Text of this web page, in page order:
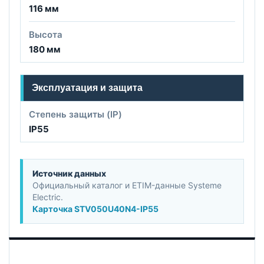
116 мм
Высота
180 мм
Эксплуатация и защита
Степень защиты (IP)
IP55
Источник данных
Официальный каталог и ETIM-данные Systeme
Electric.
Карточка STV050U40N4-IP55